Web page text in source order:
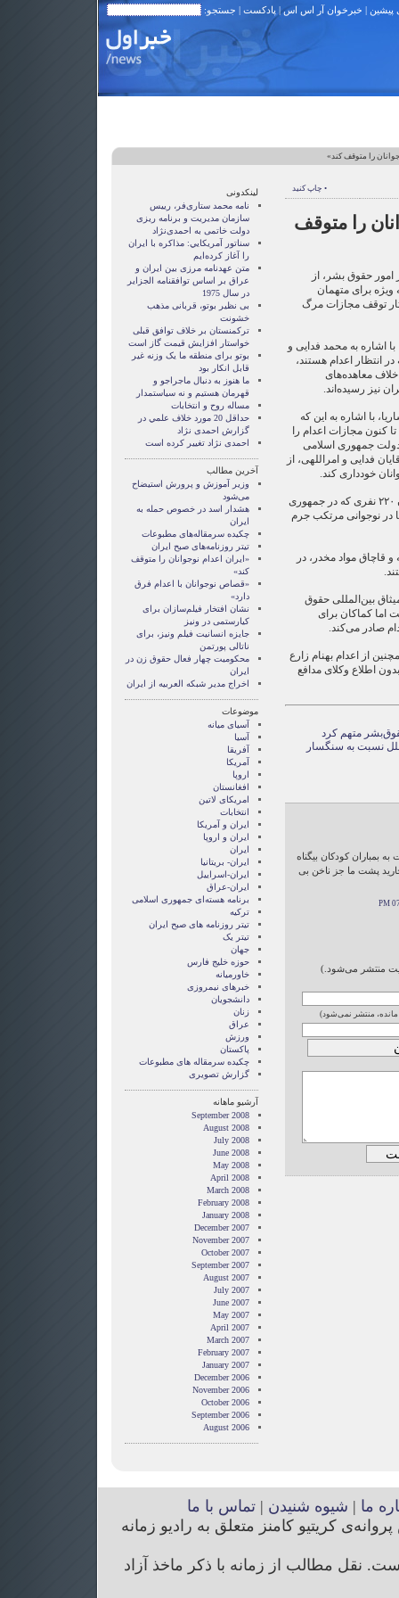
پیشین | خبرخوان آر اس اس| پادکست | جستجو:
را متوقف کند»
• چاپ کنید
را متوقف
حقوق بشر، از
ویژه برای متهمان
توقف مجازات مرگ
اشاره به محمد فدایی و
انتظار اعدام هستند،
معاهده‌های
نیز رسیده‌اند.
با اشاره به این که
کنون مجازات اعدام را
از دولت جمهوری اسلامی
فدایی و امراللهی، از
خودداری کند.
آقای کلویل گفته است که از میان ۲۲۰ نفری که در جمهوری
۶ تن از آنها در نوجوانی مرتکب جرم
قاچاق مواد مخدر، در
بین‌المللی حقوق
اما کماکان برای
از اعدام بهنام زارع
اطلاع وکلای مدافع
متهم کرد
نسبت به سنگسار
بمباران کودکان بیگناه
پشت ما جز ناخن بی
منتشر می‌شود.)
مانده، منتشر نمی‌شود)
لینکدونی
نامه محمد ستاری‌فر، رییس
سازمان مدیریت و برنامه ریزی
دولت خاتمی به احمدی‌نژاد
سناتور آمريکايي: مذاکره با ايران
را آغاز کرده‌ايم
متن عهدنامه مرزى بين ايران و
عراق بر اساس توافقنامه الجزاير
در سال 1975
بی نظیر بوتو، قربانی مذهب
خشونت
ترکمنستان بر خلاف توافق قبلی
خواستار افزایش قیمت گاز است
بوتو برای منطقه ما یک وزنه غیر
قابل انکار بود
ما هنوز به دنبال ماجراجو و
قهرمان هستيم و نه سياستمدار
مساله روح و انتخابات
حداقل 20 مورد خلاف علمي در
گزارش احمدی نژاد
احمدی نژاد تغییر کرده است
آخرین مطالب
وزیر آموزش و پرورش استیضاح
می‌شود
هشدار اسد در خصوص حمله به
ایران
چکیده سرمقاله‌های مطبوعات
تیتر روزنامه‌های صبح ایران
«ایران اعدام نوجوانان را متوقف
کند»
«قصاص نوجوانان با اعدام فرق
دارد»
نشان افتخار فیلم‌سازان برای
کیارستمی در ونیز
جايزه انسانيت فيلم ونيز، برای
ناتالی پورتمن
محکومیت چهار فعال حقوق زن در
ایران
اخراج مدیر شبکه العربیه از ایران
موضوعات
آسيای ميانه
آسیا
آفریقا
آمریکا
اروپا
افغانستان
امریکای لاتین
انتخابات
ايران و آمريکا
ايران و اروپا
ایران
ایران- بریتانیا
ایران-اسراییل
ایران-عراق
برنامه هسته‌ای جمهوری اسلامی
ترکیه
تیتر روزنامه های صبح ایران
تیتر یک
جهان
حوزه خلیج فارس
خاورمیانه
خبرهای نیمروزی
دانشجویان
زنان
عراق
ورزش
پاکستان
چکیده سرمقاله های مطبوعات
گزارش تصويری
آرشیو ماهانه
September 2008
August 2008
July 2008
June 2008
May 2008
April 2008
March 2008
February 2008
January 2008
December 2007
November 2007
October 2007
September 2007
August 2007
July 2007
June 2007
May 2007
April 2007
March 2007
February 2007
January 2007
December 2006
November 2006
October 2006
September 2006
August 2006
ما | شیوه شنیدن |تماس با ما
کریتیو کامنز متعلق به رادیو زمانه
نقل مطالب از زمانه با ذکر ماخذ آزاد